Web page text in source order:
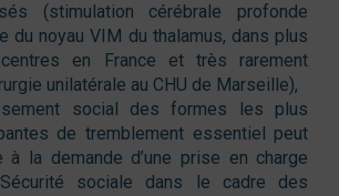
(stimulation cérébrale profonde
du noyau VIM du thalamus, dans plus
en France et très rarement
unilatérale au CHU de Marseille),
social des formes les plus
de tremblement essentiel peut
à la demande d’une prise en charge
sociale dans le cadre des